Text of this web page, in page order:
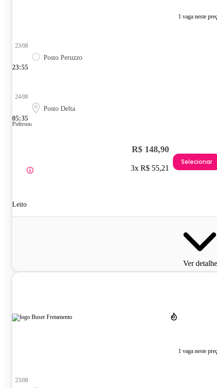
1 vaga neste
23:55
23/08
Posto Peruzzo
05:35
24/08
Posto Delta
Poltrona
Leito
R$ 148,90
3x R$ 55,21
Selecionar
Ver
1 vaga neste
23/08